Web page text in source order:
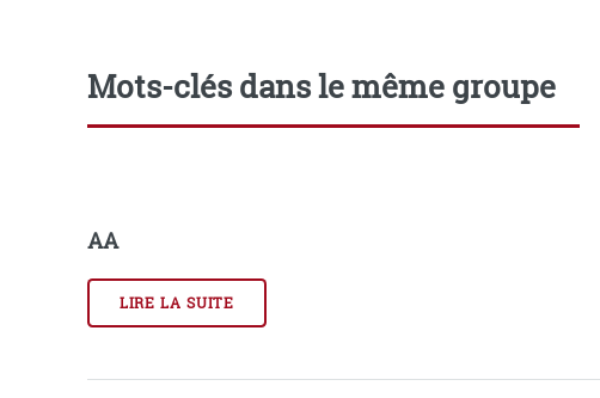
Mots-clés dans le même groupe
AA
LIRE LA SUITE